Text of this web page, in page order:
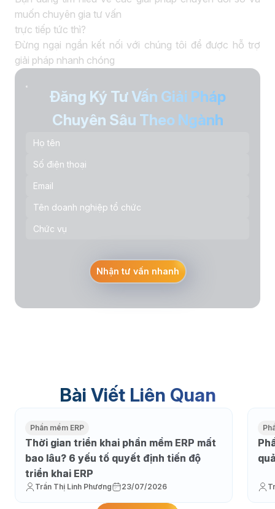
muốn chuyên gia tư vấn
trực tiếp tức thì?
Đừng ngại ngần kết nối với chúng tôi để được hỗ trợ
giải pháp nhanh chóng
Đăng Ký Tư Vấn Giải Pháp
Chuyên Sâu Theo Ngành
Nhận tư vấn nhanh
Bài Viết Liên Quan
Phần mềm ERP
Thời gian triển khai phần mềm ERP mất
bao lâu? 6 yếu tố quyết định tiến độ
triển khai ERP
Trần Thị Linh Phương 23/07/2026